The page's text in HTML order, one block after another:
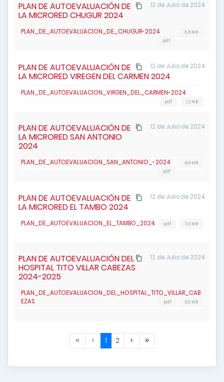
12 de Julio de 2024
PLAN DE AUTOEVALUACIÓN DE
LA MICRORED CHUGUR 2024
PLAN_DE_AUTOEVALUACION_DE_CHUGUR-2024
3,8 MB
pdf
12 de Julio de 2024
PLAN DE AUTOEVALUACIÓN DE
LA MICRORED VIREGEN DEL CARMEN 2024
PLAN_DE_AUTOEVALUACION_VIRGEN_DEL_CARMEN-2024
1,2 MB
pdf
12 de Julio de 2024
PLAN DE AUTOEVALUACIÓN DE
LA MICRORED SAN ANTONIO
2024
PLAN_DE_AUTOEVALUACION_SAN_ANTONIO_-2024
4,8 MB
pdf
12 de Julio de 2024
PLAN DE AUTOEVALUACIÓN DE
LA MICRORED EL TAMBO 2024
PLAN_DE_AUTOEVALUACION_EL_TAMBO_2024 7,0 MB
pdf
12 de Julio de 2024
PLAN DE AUTOEVALUACIÓN DEL
HOSPITAL TITO VILLAR CABEZAS
2024-2025
PLAN_DE_AUTOEVALUACION_DEL_HOSPITAL_TITO_VILLAR_CAB
EZAS
2,0 MB
pdf
1 2